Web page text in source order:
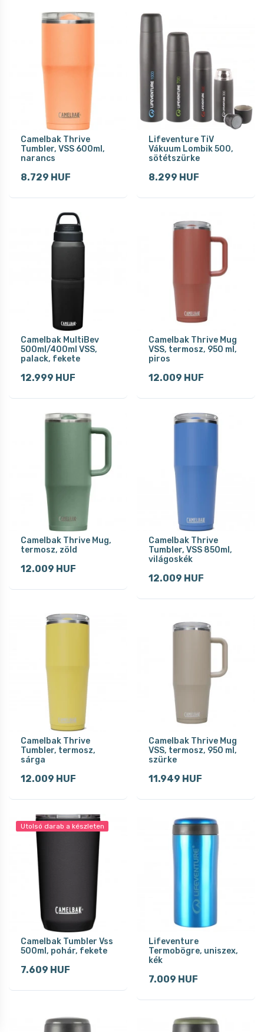
Camelbak Thrive
Tumbler, VSS 600ml,
narancs
8.729 HUF
Lifeventure TiV
Vákuum Lombik 500,
sötétszürke
8.299 HUF
Camelbak MultiBev
500ml/400ml VSS,
palack, fekete
12.999 HUF
Camelbak Thrive Mug
VSS, termosz, 950 ml,
piros
12.009 HUF
Camelbak Thrive Mug,
termosz, zöld
12.009 HUF
Camelbak Thrive
Tumbler, VSS 850ml,
világoskék
12.009 HUF
Camelbak Thrive
Tumbler, termosz,
sárga
12.009 HUF
Camelbak Thrive Mug
VSS, termosz, 950 ml,
szürke
11.949 HUF
Utolsó darab a készleten
Camelbak Tumbler Vss
500ml, pohár, fekete
7.609 HUF
Lifeventure
Termobögre, uniszex,
kék
7.009 HUF